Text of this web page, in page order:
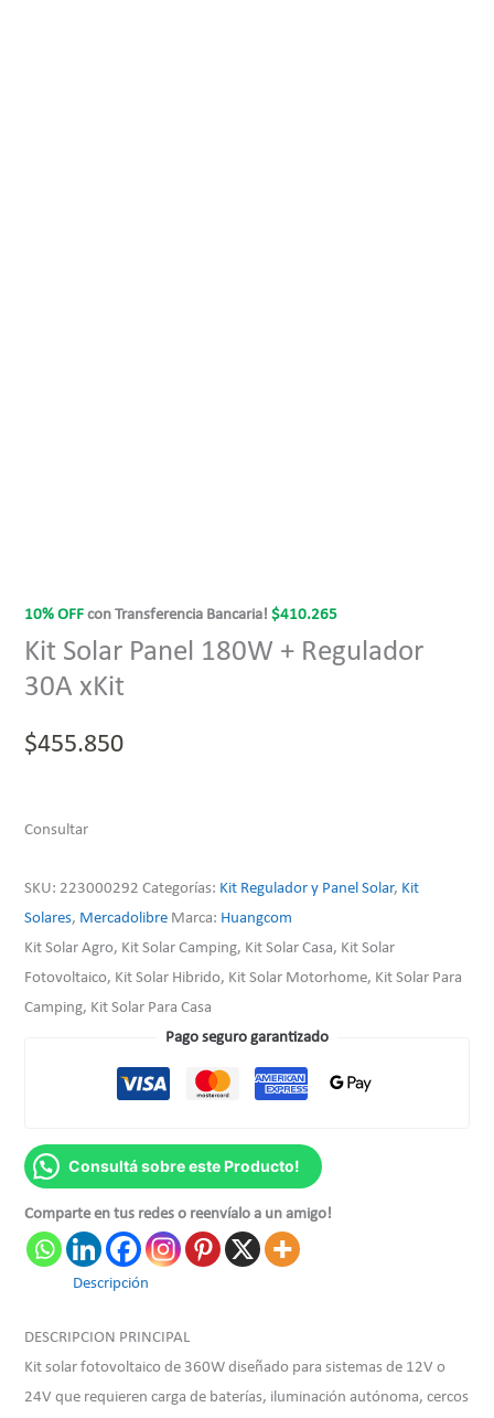
10% OFF con Transferencia Bancaria!$410.265
Kit Solar Panel 180W + Regulador
30A xKit
$455.850
Consultar
SKU: 223000292 Categorías: Kit Regulador y Panel Solar, Kit
Solares, Mercadolibre Marca: Huangcom
Kit Solar Agro, Kit Solar Camping, Kit Solar Casa, Kit Solar
Fotovoltaico, Kit Solar Hibrido, Kit Solar Motorhome, Kit Solar Para
Camping, Kit Solar Para Casa
Pago seguro garantizado
Consultá sobre este Producto!
Comparte en tus redes o reenvíalo a un amigo!
Descripción
DESCRIPCION PRINCIPAL
Kit solar fotovoltaico de 360W diseñado para sistemas de 12V o
24V que requieren carga de baterías, iluminación autónoma, cercos